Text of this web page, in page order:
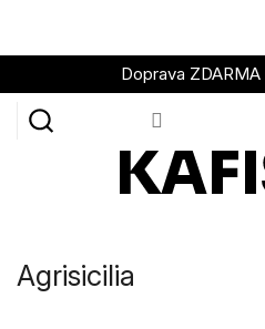
obsah
Doprava ZDARMA
Agrisicilia